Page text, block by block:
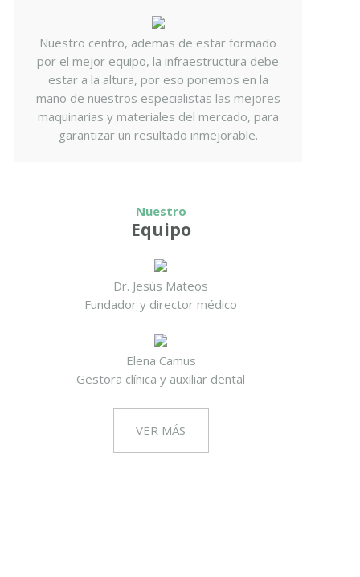
Nuestro centro, ademas de estar formado
por el mejor equipo, la infraestructura debe
estar a la altura, por eso ponemos en la
mano de nuestros especialistas las mejores
maquinarias y materiales del mercado, para
garantizar un resultado inmejorable.
Nuestro
Equipo
Dr. Jesús Mateos
Fundador y director médico
Elena Camus
Gestora clínica y auxiliar dental
VER MÁS